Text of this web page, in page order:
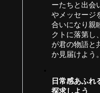
ーたちと出会
やメッセージ
合いになり親
クトに落第し
が君の物語と
か見届けよう。
日常感あふれ